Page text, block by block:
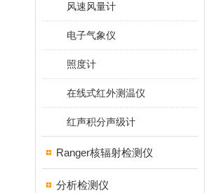
风速风量计
电子气象仪
照度计
在线式红外测温仪
红声积分声级计
Ranger核辐射检测仪
分析检测仪